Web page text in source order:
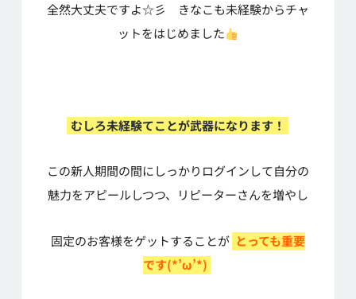
全然大丈夫ですよ☆彡 きなこも未経験からチャ
ットをはじめました
むしろ未経験てことが武器になります！
この新人期間の間にしっかりログインして自分の
魅力をアピールしつつ、リピーターさんを増やし
固定のお客様をゲットすることが とっても重要
です(*’ω’*)